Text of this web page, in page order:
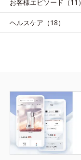
お客様エピソード（11）
ヘルスケア（18）